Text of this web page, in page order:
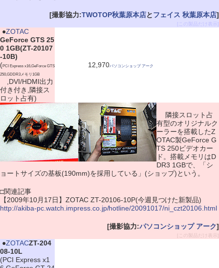
[撮影協力:TWOTOP秋葉原本店とフェイス 秋葉原本店]
[この製品だけ表示]
●ZOTAC
GeForce GTS 25
0 1GB(ZT-20107
-10B)
(PCI Express x16,GeForce GTS
250,GDDR3メモリ1GB
,DVI/HDMI出力
付き付き,隣接ス
ロット占有)
12,970パソコンショップ アーク
隣接スロット占
有型のオリジナルク
ーラーを搭載したZ
OTAC製GeForce G
TS 250ビデオカー
ド。搭載メモリはD
DR3 1GBで、「シ
ョートサイズの基板(190mm)を採用している」(ショップ)という。
□関連記事
【2009年10月17日】ZOTAC ZT-20106-10P(今週見つけた新製品)
http://akiba-pc.watch.impress.co.jp/hotline/20091017/ni_czt20106.html
[撮影協力:パソコンショップ アーク]
[この製品だけ表示]
●ZOTACZT-204
08-10L
(PCI Express x1